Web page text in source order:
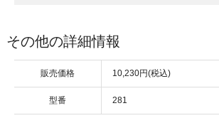
その他の詳細情報
販売価格 10,230円(税込)
型番 281